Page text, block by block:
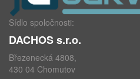
Sídlo spoločnosti:
DACHOS s.r.o.
Březenecká 4808,
430 04 Chomutov